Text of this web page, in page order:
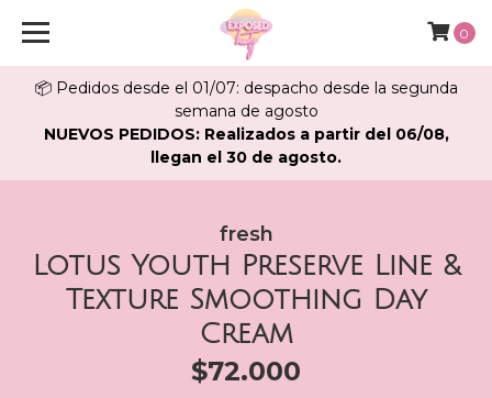
📦 Pedidos desde el 01/07: despacho desde la segunda
semana de agosto
NUEVOS PEDIDOS: Realizados a partir del 06/08,
llegan el 30 de agosto.
0
fresh
Lotus Youth Preserve Line &
Texture Smoothing Day
Cream
$72.000